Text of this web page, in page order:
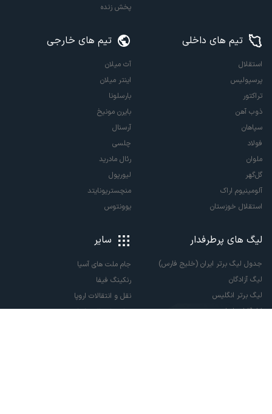
پخش زنده
تیم های داخلی
استقلال
پرسپولیس
تراکتور
ذوب آهن
سپاهان
فولاد
ملوان
گل‌گهر
آلومینیوم اراک
استقلال خوزستان
تیم های خارجی
آث میلان
اینتر میلان
بارسلونا
بایرن مونیخ
آرسنال
چلسی
رئال مادرید
لیورپول
منچستریونایتد
یوونتوس
لیگ های پرطرفدار
جدول لیگ برتر ایران (خلیج فارس)
لیگ آزادگان
لیگ برتر انگلیس
لالیگا اسپانیا
سایر
جام ملت های آسیا
رنکینگ فیفا
نقل و انتقالات اروپا
نقل و انتقالات ایران